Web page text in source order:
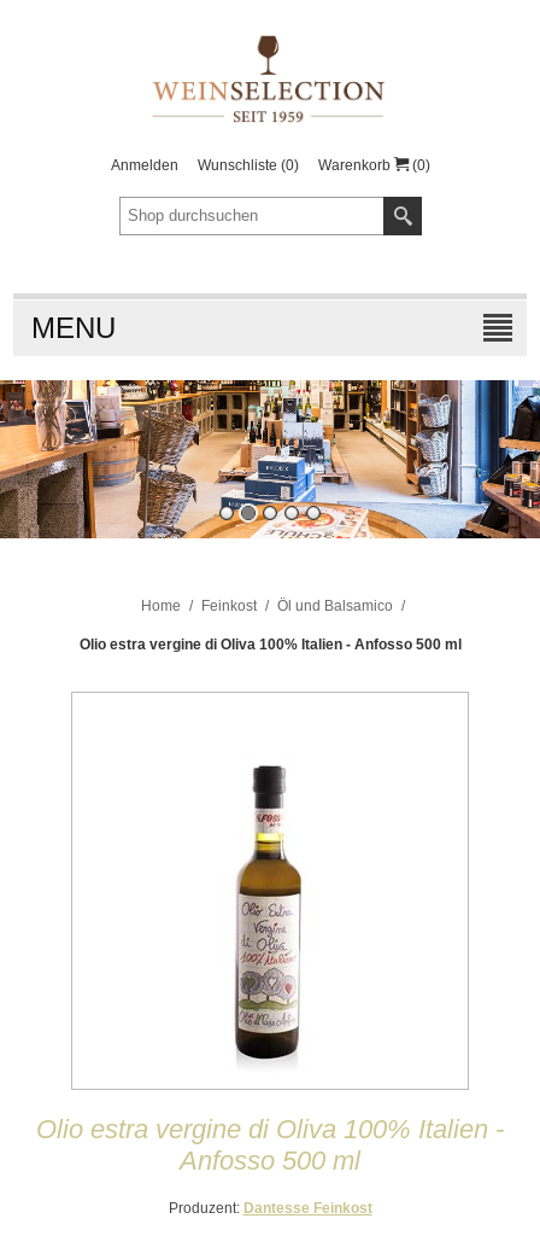
Anmelden Wunschliste (0) Warenkorb (0)
MENU
Home / Feinkost / Öl und Balsamico /
Olio estra vergine di Oliva 100% Italien - Anfosso 500 ml
Olio estra vergine di Oliva 100% Italien -
Anfosso 500 ml
Produzent: Dantesse Feinkost